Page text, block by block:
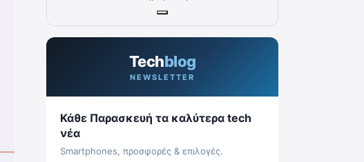
Techblog
NEWSLETTER
Κάθε Παρασκευή τα καλύτερα tech
νέα
Smartphones, προσφορές & επιλογές.